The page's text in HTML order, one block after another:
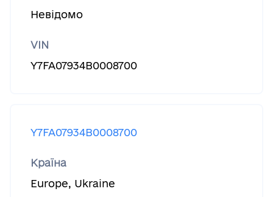
Невідомо
VIN
Y7FA07934B0008700
Y7FA07934B0008700
Країна
Europe, Ukraine